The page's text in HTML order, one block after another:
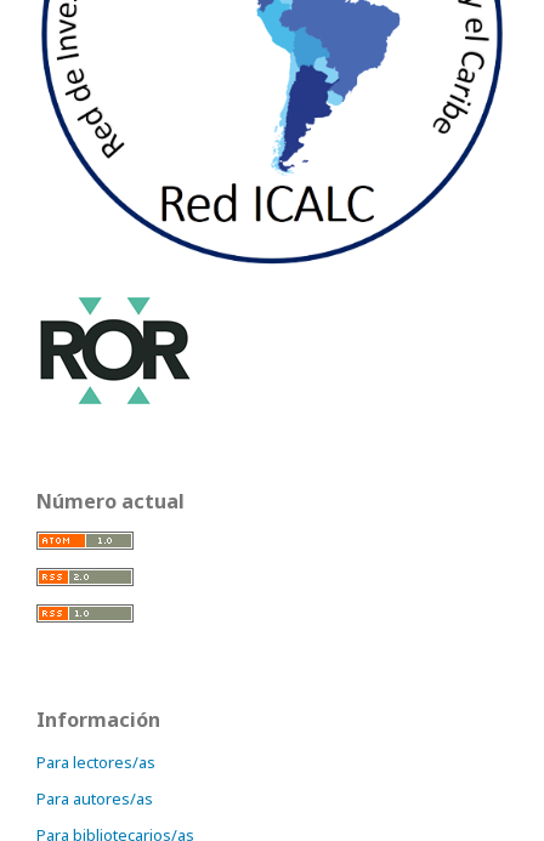
Número actual
Información
Para lectores/as
Para autores/as
Para bibliotecarios/as